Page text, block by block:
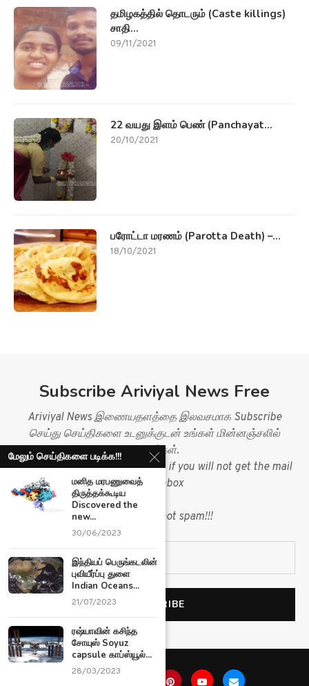
தமிழகத்தில் தொடரும் (Caste killings)
சாதி...
09/11/2021
22 வயது இளம் பெண் (Panchayat...
20/10/2021
பரோட்டா மரணம் (Parotta Death) –...
18/10/2021
Subscribe Ariviyal News Free
Ariviyal News இணையதளத்தை இலவசமாக Subscribe
செய்து செய்திகளை உடனுக்குடன் உங்கள் மின்னஞ்சலில்
பெறுங்கள்.
Please check your spam folder, if you will not get the mail
in you inbox
mark mail as not spam!!!
மேலும் செய்திகளை படிக்க!!!
மனித மரபணுவைத்
திருத்தக்கூடிய
Discovered the
new...
30/06/2023
இந்தியப் பெருங்கடலின்
புவியீர்ப்பு துளை
Indian Oceans...
21/07/2023
ரஷ்யாவின் கசிந்த
சோயுஸ் Soyuz
capsule காப்ஸ்யூல்...
28/03/2023